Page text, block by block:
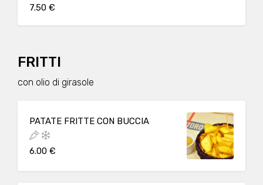
7.50 €
FRITTI
con olio di girasole
PATATE FRITTE CON BUCCIA
6.00 €